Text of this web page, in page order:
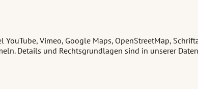
Vimeo, Google Maps, OpenStreetMap,
Details und Rechtsgrundlagen sind in unserer